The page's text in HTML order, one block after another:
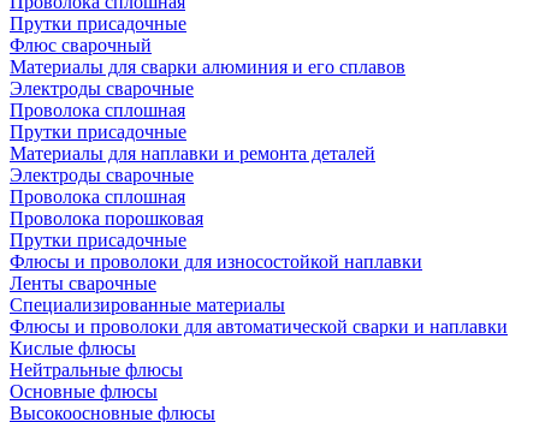
Прутки присадочные
Флюс сварочный
Материалы для сварки алюминия и его сплавов
Электроды сварочные
Проволока сплошная
Прутки присадочные
Материалы для наплавки и ремонта деталей
Электроды сварочные
Проволока сплошная
Проволока порошковая
Прутки присадочные
Флюсы и проволоки для износостойкой наплавки
Ленты сварочные
Специализированные материалы
Флюсы и проволоки для автоматической сварки и наплавки
Кислые флюсы
Нейтральные флюсы
Основные флюсы
Высокоосновные флюсы